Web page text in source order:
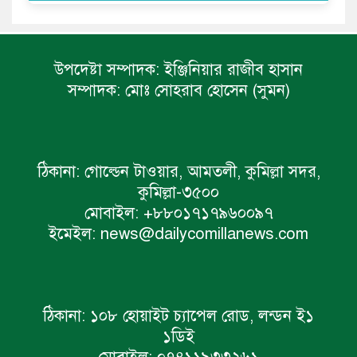
উপদেষ্টা সম্পাদক: ইঞ্জিনিয়ার রাজীব হাসান
সম্পাদক: মোঃ সোহরাব হোসেন (সুমন)
ঠিকানা: গোল্ডেন টাওয়ার, আমতলী, কুমিল্লা সদর,
কুমিল্লা-৩৫০০
মোবাইল: +৮৮০১৭১৭৯৬০০৯৭
ইমেইল: news@dailycomillanews.com
ঠিকানা: ১০৮ হোয়াইট চ্যাপেল রোড, লন্ডন ই১
১ডিই